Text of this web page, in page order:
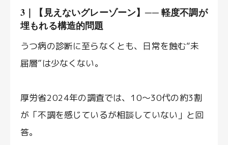
3｜【見えないグレーゾーン】── 軽度不調が
埋もれる構造的問題
うつ病の診断に至らなくとも、日常を蝕む“未
届層”は少なくない。
厚労省2024年の調査では、10〜30代の約3割
が「不調を感じているが相談していない」と回
答。